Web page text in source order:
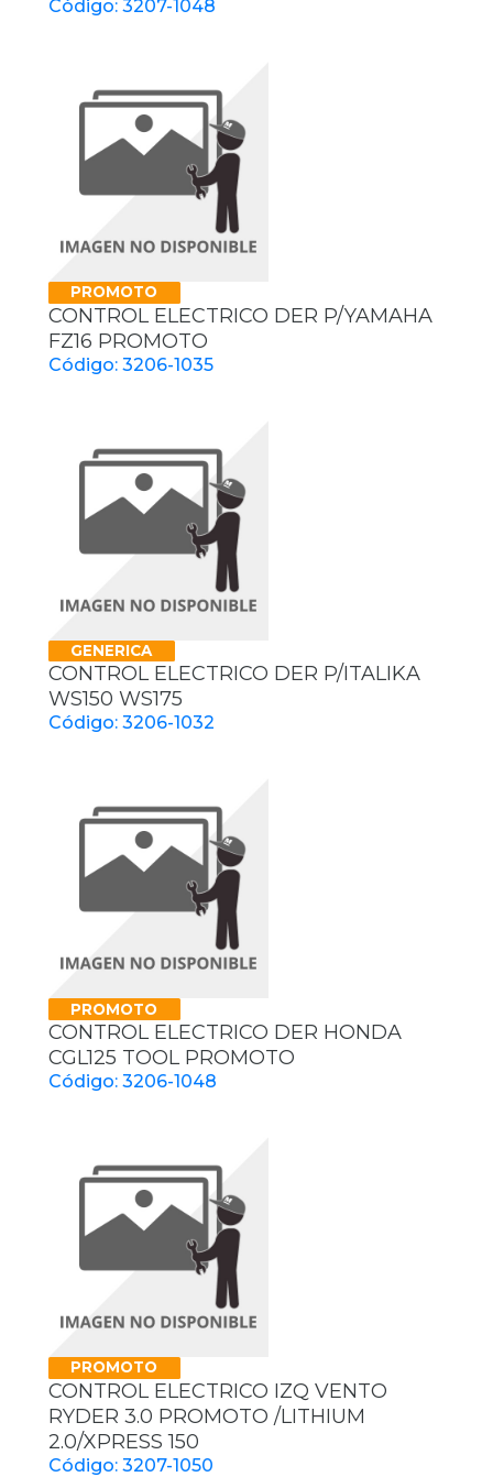
Código: 3207-1048
PROMOTO
CONTROL ELECTRICO DER P/YAMAHA
FZ16 PROMOTO
Código: 3206-1035
GENERICA
CONTROL ELECTRICO DER P/ITALIKA
WS150 WS175
Código: 3206-1032
PROMOTO
CONTROL ELECTRICO DER HONDA
CGL125 TOOL PROMOTO
Código: 3206-1048
PROMOTO
CONTROL ELECTRICO IZQ VENTO
RYDER 3.0 PROMOTO /LITHIUM
2.0/XPRESS 150
Código: 3207-1050